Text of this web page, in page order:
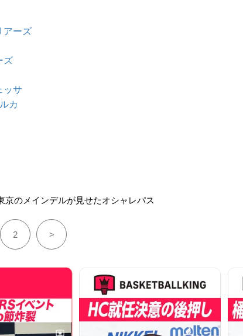
アーズ
ズ
ッサ
カ
京のメインデルが見せたオシャレパス
2 >